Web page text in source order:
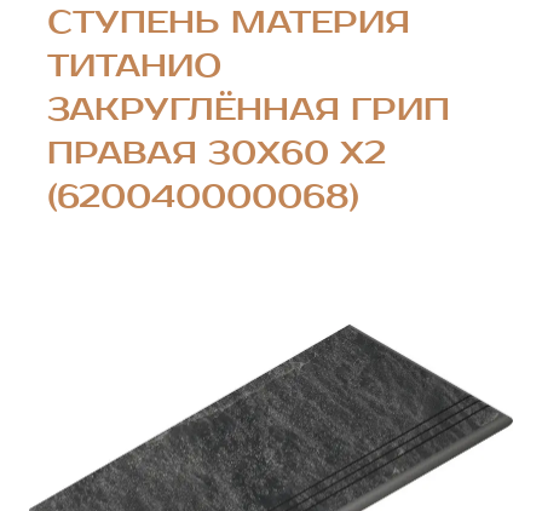
СТУПЕНЬ МАТЕРИЯ
ТИТАНИО
ЗАКРУГЛЁННАЯ ГРИП
ПРАВАЯ 30X60 X2
(620040000068)